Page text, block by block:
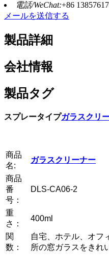
電話/WeChat:+86
メールを送信する
製品詳細
会社情報
製品タグ
スプレータイプガラスクリ
商品
名:
ガラスクリーナー
商品
番
号：
DLS-CA06-2
重
さ：
400ml
関
数：
自宅、ホテル、オフ
所の窓ガラスをきれ